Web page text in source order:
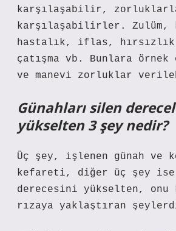
karşılaşabilir,
karşılaşabilirler. Zulüm,
hastalık, iflas,
çatışma vb. Bunlara örnek
ve manevi zorluklar
Günahları silen
yükselten 3 şey nedir?
Üç şey, işlenen günah ve
kefareti, diğer üç şey ise
derecesini yükselten, onu
rızaya yaklaştıran